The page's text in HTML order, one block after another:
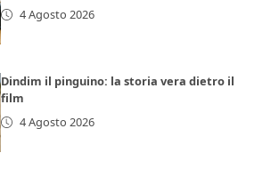
4 Agosto 2026
Dindim il pinguino: la storia vera dietro il
film
4 Agosto 2026